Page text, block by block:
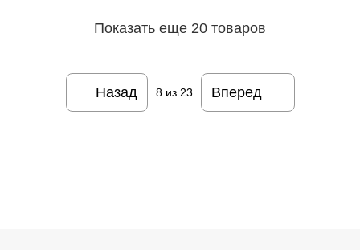
Показать еще 20 товаров
Назад 8из 23 Вперед